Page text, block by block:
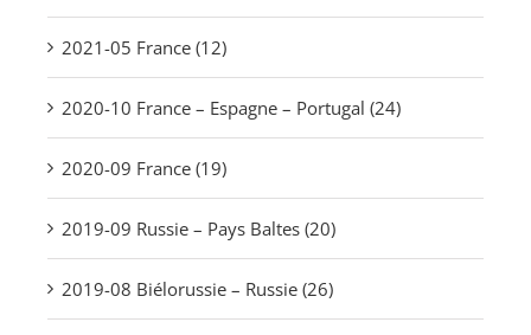
2021-05 France (12)
2020-10 France – Espagne – Portugal (24)
2020-09 France (19)
2019-09 Russie – Pays Baltes (20)
2019-08 Biélorussie – Russie (26)